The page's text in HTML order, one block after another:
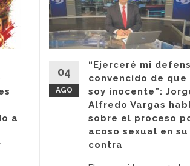
a
04
AGO
“Ejerceré mi
convencido de que
soy inocente”:
Alfredo Vargas
sobre el proceso
acoso sexual en su
contra